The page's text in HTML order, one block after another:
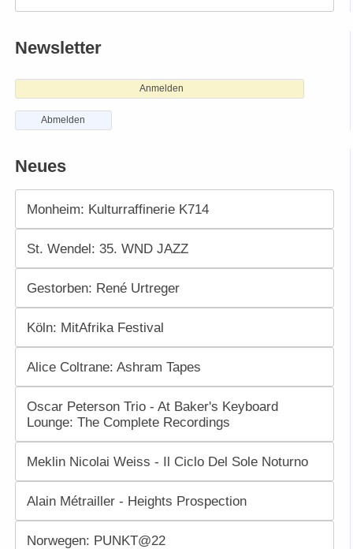
Newsletter
Anmelden
Abmelden
Neues
Monheim: Kulturraffinerie K714
St. Wendel: 35. WND JAZZ
Gestorben: René Urtreger
Köln: MitAfrika Festival
Alice Coltrane: Ashram Tapes
Oscar Peterson Trio - At Baker's Keyboard
Lounge: The Complete Recordings
Meklin Nicolai Weiss - Il Ciclo Del Sole Noturno
Alain Métrailler - Heights Prospection
Norwegen: PUNKT@22